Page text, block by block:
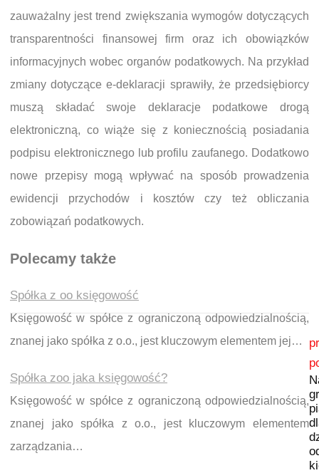
zauważalny jest trend zwiększania wymogów dotyczących
transparentności finansowej firm oraz ich obowiązków
informacyjnych wobec organów podatkowych. Na przykład
zmiany dotyczące e-deklaracji sprawiły, że przedsiębiorcy
muszą składać swoje deklaracje podatkowe drogą
elektroniczną, co wiąże się z koniecznością posiadania
podpisu elektronicznego lub profilu zaufanego. Dodatkowo
nowe przepisy mogą wpływać na sposób prowadzenia
ewidencji przychodów i kosztów czy też obliczania
zobowiązań podatkowych.
Polecamy także
Spółka z oo księgowość
Księgowość w spółce z ograniczoną odpowiedzialnością,
znanej jako spółka z o.o., jest kluczowym elementem jej…
Spółka zoo jaka księgowość?
Księgowość w spółce z ograniczoną odpowiedzialnością,
znanej jako spółka z o.o., jest kluczowym elementem
zarządzania…
Nawigacja wpisu